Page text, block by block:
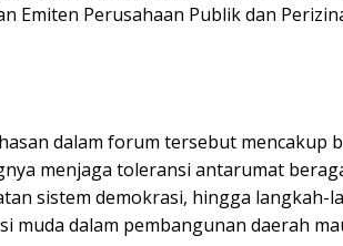
Emiten Perusahaan Publik dan
dalam forum tersebut mencakup
menjaga toleransi antarumat
sistem demokrasi, hingga langkah-
muda dalam pembangunan daerah